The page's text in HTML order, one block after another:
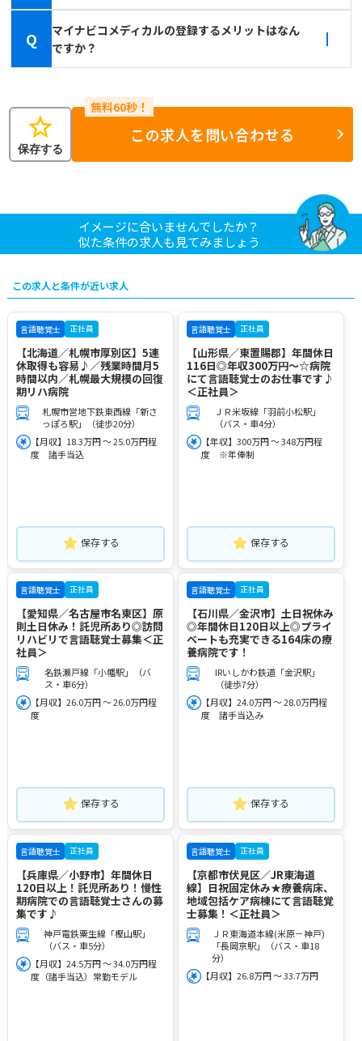
Q
マイナビコメディカルの登録するメリットはなん
ですか？
star
保存する
この求人を問い合わせる
イメージに合いませんでしたか？
似た条件の求人も見てみましょう
この求人と条件が近い求人
言語聴覚士 正社員
【北海道／札幌市厚別区】5連
休取得も容易♪／残業時間月5
時間以内／札幌最大規模の回復
期リハ病院
札幌市営地下鉄東西線「新さ
っぽろ駅」（徒歩20分）
【月収】18.3万円 ～ 25.0万円程
度 諸手当込
保存する
言語聴覚士 正社員
【山形県／東置賜郡】年間休日
116日◎年収300万円～☆病院
にて言語聴覚士のお仕事です♪
＜正社員＞
ＪＲ米坂線「羽前小松駅」
（バス・車4分）
【年収】300万円 ～ 348万円程
度 ※年俸制
保存する
言語聴覚士 正社員
【愛知県／名古屋市名東区】原
則土日休み！託児所あり◎訪問
リハビリで言語聴覚士募集＜正
社員＞
名鉄瀬戸線「小幡駅」（バ
ス・車6分）
【月収】26.0万円 ～ 26.0万円程
度
保存する
言語聴覚士 正社員
【石川県／金沢市】土日祝休み
◎年間休日120日以上◎プライ
ベートも充実できる164床の療
養病院です！
IRいしかわ鉄道「金沢駅」
（徒歩7分）
【月収】24.0万円 ～ 28.0万円程
度 諸手当込み
保存する
言語聴覚士 正社員
【兵庫県／小野市】年間休日
120日以上！託児所あり！慢性
期病院での言語聴覚士さんの募
集です♪
神戸電鉄粟生線「樫山駅」
（バス・車5分）
【月収】24.5万円 ～ 34.0万円程
度（諸手当込）常勤モデル
言語聴覚士 正社員
【京都市伏見区／JR東海道
線】日祝固定休み★療養病床、
地域包括ケア病棟にて言語聴覚
士募集！＜正社員＞
ＪＲ東海道本線(米原－神戸)
「長岡京駅」（バス・車18
分）
【月収】26.8万円 ～ 33.7万円